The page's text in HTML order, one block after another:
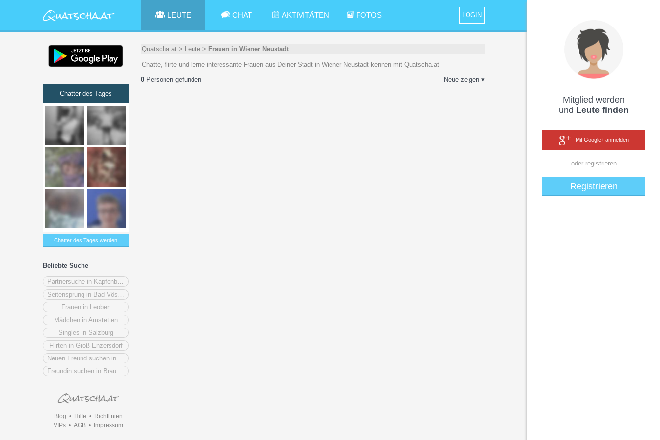
Mitglied werden
und Leute finden
Mit Google+ anmelden
oder registrieren
Registrieren
LOGIN
LEUTE CHAT AKTIVITÄTEN FOTOS
Chatter des Tages
Chatter des Tages werden
Beliebte Suche
Frauen in Leoben
Mädchen in Amstetten
Singles in Salzburg
Flirten in Groß-Enzersdorf
Blog • Hilfe • Richtlinien
VIPs• AGB• Impressum
Quatscha.at > Leute > Frauen in Wiener Neustadt
Chatte, flirte und lerne interessante Frauen aus Deiner Stadt in Wiener Neustadt kennen mit Quatscha.at.
Neue zeigen ▾
0 Personen gefunden